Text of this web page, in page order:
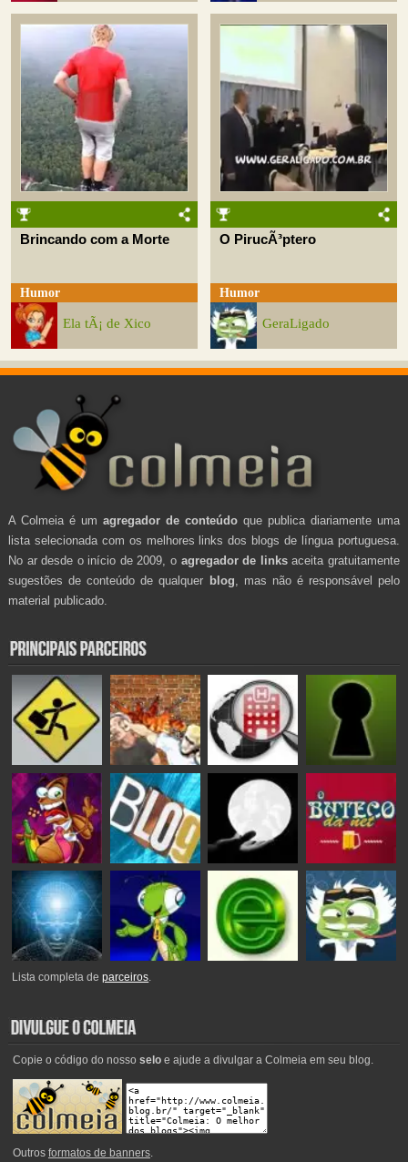
Brincando com a Morte
Humor
Ela tÃ¡ de Xico
O PirucÃ³ptero
Humor
GeraLigado
A Colmeia é um agregador de conteúdo que publica diariamente uma
lista selecionada com os melhores links dos blogs de língua portuguesa.
No ar desde o início de 2009, o agregador de linksaceita gratuitamente
sugestões de conteúdo de qualquer blog , mas não é responsável pelo
material publicado.
Lista completa deparceiros.
Copie o código do nosso seloe ajude a divulgar a Colmeia em seu blog.
Outros formatos de banners.